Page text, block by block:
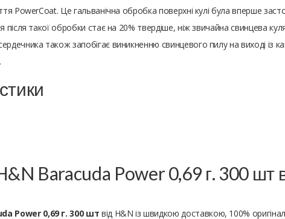
PowerCoat. Це гальванічна обробка поверхні кулі була вперше
після такої обробки стає на 20% твердіше, ніж звичайна свинцева
також запобігає виникненню свинцевого пилу на виході із
Baracuda Power 0,69 г. 300 шт
Power 0,69 г. 300 шт від H&N із швидкою доставкою, 100%